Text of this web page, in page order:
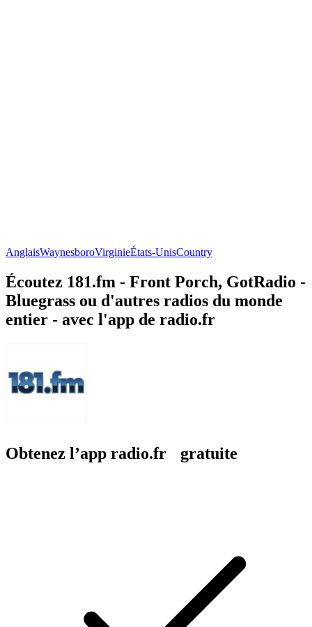
AnglaisWaynesboroVirginieÉtats-UnisCountry
Écoutez 181.fm - Front Porch, GotRadio -
Bluegrass ou d'autres radios du monde
entier - avec l'app de radio.fr
Obtenez l’app radio.fr gratuite